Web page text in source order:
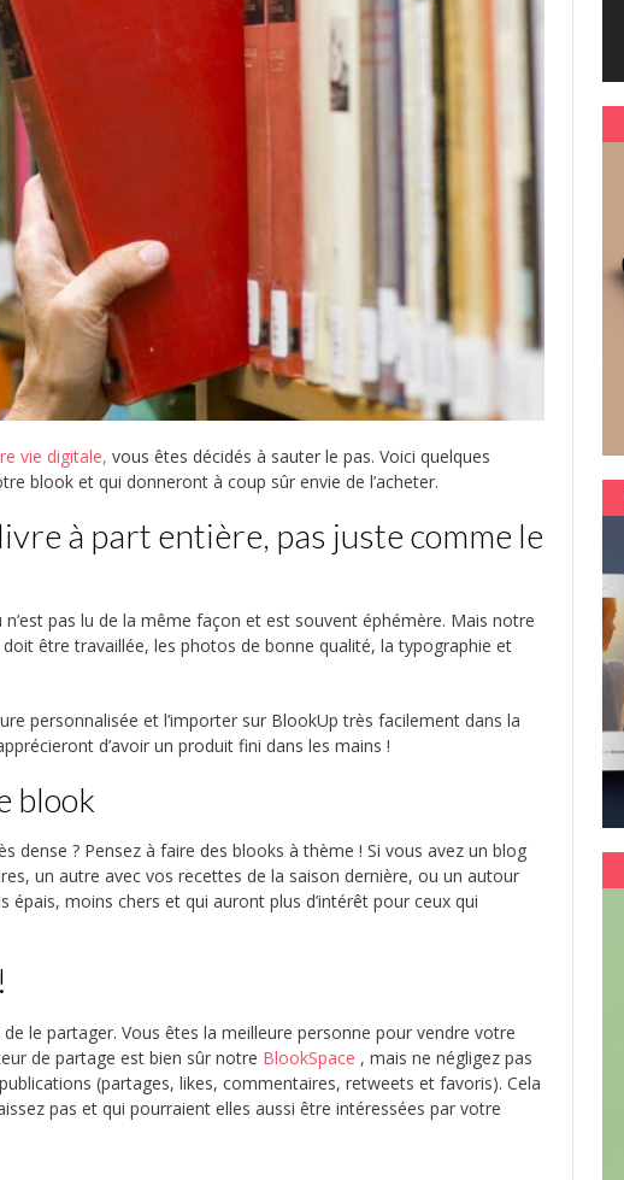
vie digitale, vous êtes décidés à sauter le pas. Voici quelques
blook et qui donneront à coup sûr envie de l’acheter.
à part entière, pas juste comme le
pas lu de la même façon et est souvent éphémère. Mais notre
être travaillée, les photos de bonne qualité, la typographie et
personnalisée et l’importer sur BlookUp très facilement dans la
d’avoir un produit fini dans les mains !
blook
? Pensez à faire des blooks à thème ! Si vous avez un blog
un autre avec vos recettes de la saison dernière, ou un autour
épais, moins chers et qui auront plus d’intérêt pour ceux qui
le partager. Vous êtes la meilleure personne pour vendre votre
de partage est bien sûr notre BlookSpace , mais ne négligez pas
(partages, likes, commentaires, retweets et favoris). Cela
pas et qui pourraient elles aussi être intéressées par votre